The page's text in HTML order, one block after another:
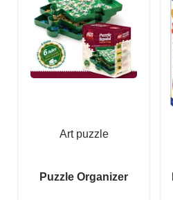
Art puzzle
Puzzle Organizer